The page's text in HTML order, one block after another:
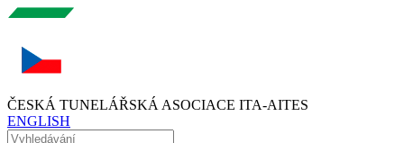
ČESKÁ TUNELÁŘSKÁ ASOCIACE ITA-AITES
ENGLISH